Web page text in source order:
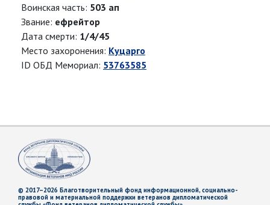
Воинская часть: 503 ап
Звание: ефрейтор
Дата смерти: 1/4/45
Место захоронения: Куцарго
ID ОБД Мемориал: 53763585
© 2017–2026 Благотворительный фонд информационной, социально-
правовой и материальной поддержки ветеранов дипломатической